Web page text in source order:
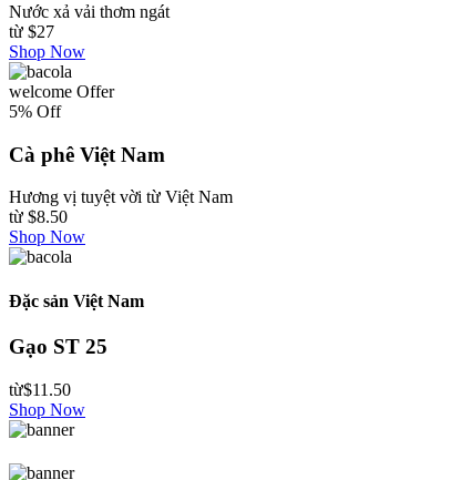
Nước xả vải thơm ngát
từ $27
Shop Now
welcome Offer
5% Off
Cà phê Việt Nam
Hương vị tuyệt vời từ Việt Nam
từ $8.50
Shop Now
Đặc sản Việt Nam
Gạo ST 25
từ$11.50
Shop Now